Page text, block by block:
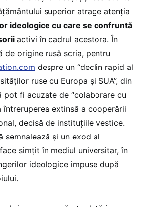
superior atrage atenția
ideologice cu care se confruntă
activi în cadrul acestora. În
de origine rusă scria, pentru
despre un “declin rapid al
ruse cu Europa și SUA”, din
pot fi acuzate de “colaborare cu
întreruperea extinsă a cooperării
decisă de instituțiile vestice.
semnalează și un exod al
simțit în mediul universitar, în
ideologice impuse după